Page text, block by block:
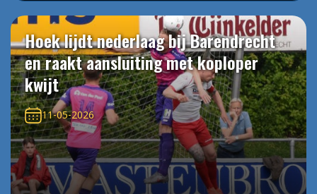
Hoek lijdt nederlaag bij Barendrecht
en raakt aansluiting met koploper
kwijt
11-05-2026